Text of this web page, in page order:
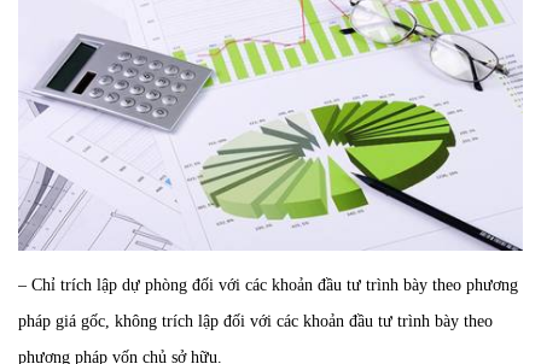
– Chỉ trích lập dự phòng đối với các khoản đầu tư trình bày theo phương
pháp giá gốc, không trích lập đối với các khoản đầu tư trình bày theo
phương pháp vốn chủ sở hữu.